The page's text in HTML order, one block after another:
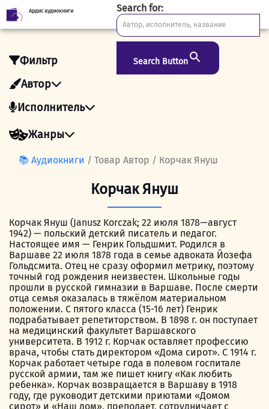
Skip
to
Ардис аудиокниги Search for:
Search Button
Фильтр
Автор
Исполнитель
Жанры
📚 Аудиокниги / Товар Автор / Корчак Януш
Корчак Януш
Корчак Януш (Janusz Korczak; 22 июля 1878—август
1942) — польский детский писатель и педагог.
Настоящее имя — Генрик Гольдшмит. Родился в
Варшаве 22 июля 1878 года в семье адвоката Йозефа
Гольдсмита. Отец не сразу оформил метрику, поэтому
точный год рождения неизвестен. Школьные годы
прошли в русской гимназии в Варшаве. После смерти
отца семья оказалась в тяжёлом материальном
положении. С пятого класса (15-16 лет) Генрик
подрабатывает репетиторством. В 1898 г. он поступает
на медицинский факультет Варшавского
университета. В 1912 г. Корчак оставляет профессию
врача, чтобы стать директором «Дома сирот». С 1914 г.
Корчак работает четыре года в полевом госпитале
русской армии, там же пишет книгу «Как любить
ребенка». Корчак возвращается в Варшаву в 1918
году, где руководит детскими приютами «Домом
сирот» и «Наш дом», преподает, сотрудничает с